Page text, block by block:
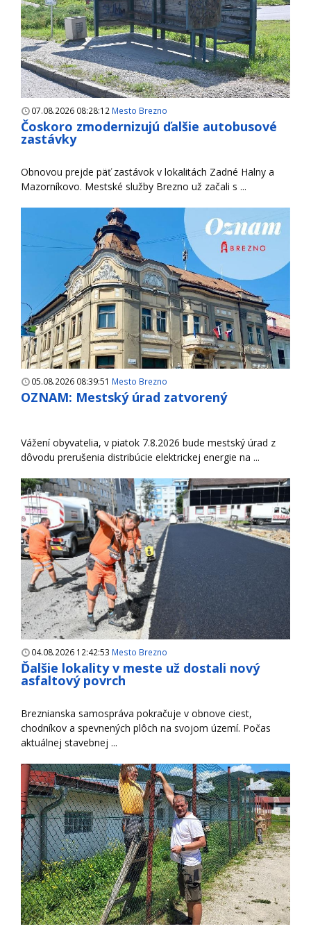
07.08.2026 08:28:12 Mesto Brezno
Čoskoro zmodernizujú ďalšie autobusové
zastávky
Obnovou prejde päť zastávok v lokalitách Zadné Halny a
Mazorníkovo. Mestské služby Brezno už začali s ...
05.08.2026 08:39:51 Mesto Brezno
OZNAM: Mestský úrad zatvorený
Vážení obyvatelia, v piatok 7.8.2026 bude mestský úrad z
dôvodu prerušenia distribúcie elektrickej energie na ...
04.08.2026 12:42:53 Mesto Brezno
Ďalšie lokality v meste už dostali nový
asfaltový povrch
Breznianska samospráva pokračuje v obnove ciest,
chodníkov a spevnených plôch na svojom území. Počas
aktuálnej stavebnej ...